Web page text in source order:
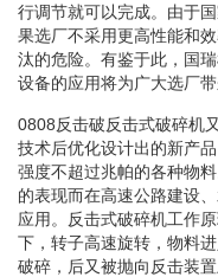
行调节就可以完成。由于
果选厂不采用更高性能和
汰的危险。有鉴于此，国
设备的应用将为广大选厂
0808反击破反击式破碎机
技术后优化设计出的新产
强度不超过兆帕的各种物
的表现而在高速公路建设
应用。反击式破碎机工作
下，转子高速旋转，物料
破碎，后又被抛向反击装